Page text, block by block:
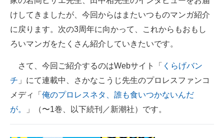
ビジネスと働き方のヒント
経営リーダーのコミュニティ
ITエンジニア向け専門サイト
けしてきましたが、今回からはまたいつものマンガ紹介
に戻ります。次の3周年に向かって、これからもおもし
ろいマンガをたくさん紹介していきたいです。
さて、今回ご紹介するのはWebサイト「 くらげバン
チ 」にて連載中、さかなこうじ先生のプロレスファンコ
メディ「 俺のプロレスネタ、誰も食いつかないんだ
が。
」（〜1巻、以下続刊／新潮社）です。